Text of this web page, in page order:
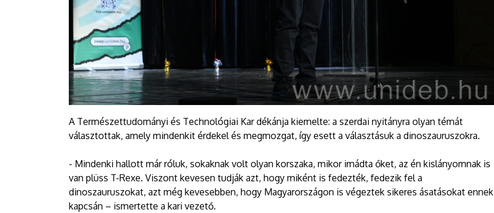
A Természettudományi és Technológiai Kar dékánja kiemelte: a szerdai nyitányra olyan témát
választottak, amely mindenkit érdekel és megmozgat, így esett a választásuk a dinoszauruszokra.
- Mindenki hallott már róluk, sokaknak volt olyan korszaka, mikor imádta őket, az én kislányomnak is
van plüss T-Rexe. Viszont kevesen tudják azt, hogy miként is fedezték, fedezik fel a
dinoszauruszokat, azt még kevesebben, hogy Magyarországon is végeztek sikeres ásatásokat ennek
kapcsán – ismertette a kari vezető.